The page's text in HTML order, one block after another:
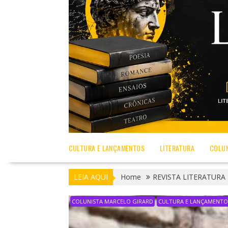
CULTURA E LANÇAMENTOS LITERATURA
LEIA AQUI Home REVISTA LITERATURA
COLUNISTA MARCELO GIRARD CULTURA E